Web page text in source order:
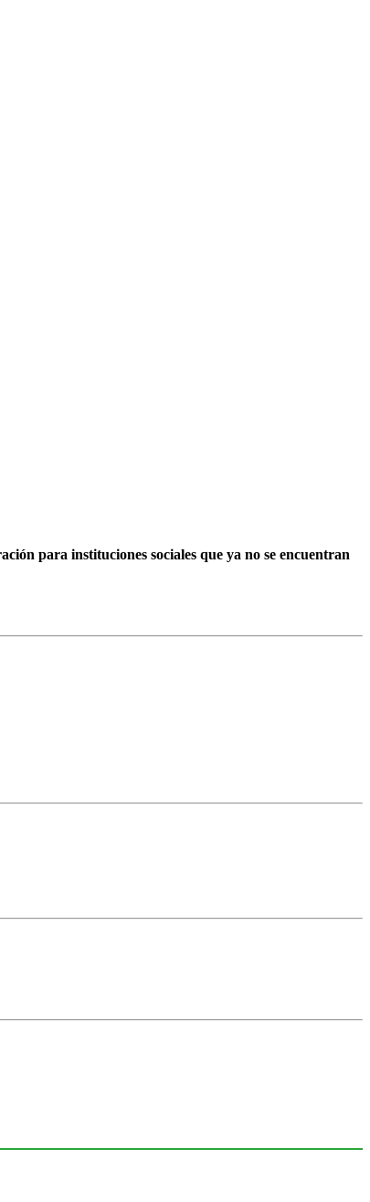
para instituciones sociales que ya no se encuentran